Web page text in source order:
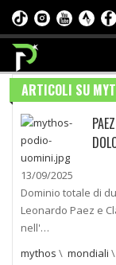
ARTICOLI SU
13/09/2025
Dominio totale di
Leonardo Paez e
nell'…
mythos \ mondiali \